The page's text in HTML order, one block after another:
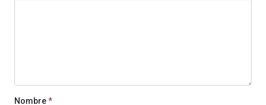
Nombre*